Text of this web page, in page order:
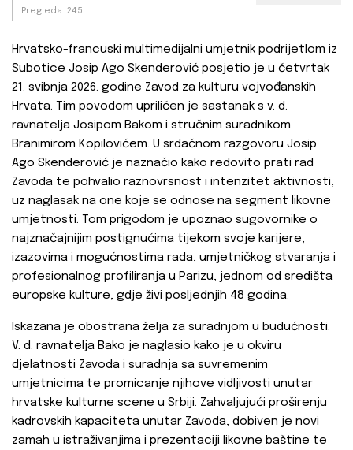
Pregleda: 245
Hrvatsko-francuski multimedijalni umjetnik podrijetlom iz
Subotice Josip Ago Skenderović posjetio je u četvrtak
21. svibnja 2026. godine Zavod za kulturu vojvođanskih
Hrvata. Tim povodom upriličen je sastanak s v. d.
ravnatelja Josipom Bakom i stručnim suradnikom
Branimirom Kopilovićem. U srdačnom razgovoru Josip
Ago Skenderović je naznačio kako redovito prati rad
Zavoda te pohvalio raznovrsnost i intenzitet aktivnosti,
uz naglasak na one koje se odnose na segment likovne
umjetnosti. Tom prigodom je upoznao sugovornike o
najznačajnijim postignućima tijekom svoje karijere,
izazovima i mogućnostima rada, umjetničkog stvaranja i
profesionalnog profiliranja u Parizu, jednom od središta
europske kulture, gdje živi posljednjih 48 godina.
Iskazana je obostrana želja za suradnjom u budućnosti.
V. d. ravnatelja Bako je naglasio kako je u okviru
djelatnosti Zavoda i suradnja sa suvremenim
umjetnicima te promicanje njihove vidljivosti unutar
hrvatske kulturne scene u Srbiji. Zahvaljujući proširenju
kadrovskih kapaciteta unutar Zavoda, dobiven je novi
zamah u istraživanjima i prezentaciji likovne baštine te